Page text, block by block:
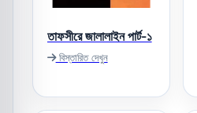
তাফসীরে জালালাইন পার্ট-১
বিস্তারিত দেখুন